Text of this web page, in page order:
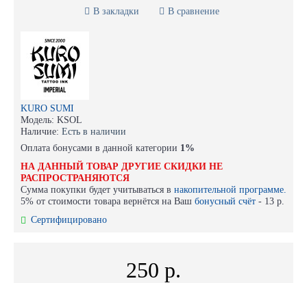
В закладки В сравнение
KURO SUMI
Модель: KSOL
Наличие: Есть в наличии
Оплата бонусами в данной категории 1%
НА ДАННЫЙ ТОВАР ДРУГИЕ СКИДКИ НЕ
РАСПРОСТРАНЯЮТСЯ
Сумма покупки будет учитываться в накопительной программе.
5% от стоимости товара вернётся на Ваш бонусный счёт - 13 р.
Сертифицировано
250 р.